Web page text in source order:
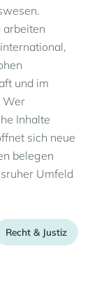
arbeiten
und im
Wer
Inhalte
sich neue
belegen
Umfeld
Recht & Justiz